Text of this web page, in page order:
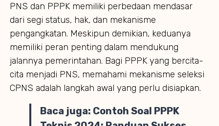
PNS dan PPPK memiliki perbedaan mendasar
dari segi status, hak, dan mekanisme
pengangkatan. Meskipun demikian, keduanya
memiliki peran penting dalam mendukung
jalannya pemerintahan. Bagi PPPK yang bercita-
cita menjadi PNS, memahami mekanisme seleksi
CPNS adalah langkah awal yang perlu disiapkan.
Baca juga: Contoh Soal PPPK